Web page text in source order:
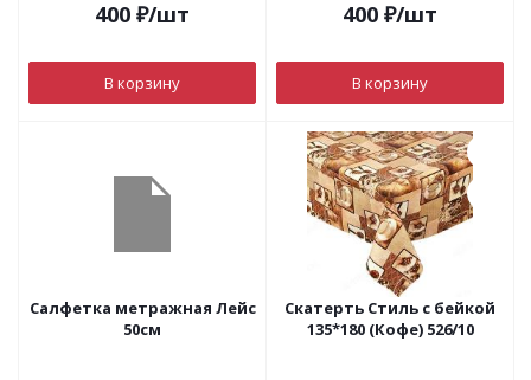
400 ₽/шт
В корзину
400 ₽/шт
В корзину
Салфетка метражная Лейс
50см
Скатерть Стиль с бейкой
135*180 (Кофе) 526/10